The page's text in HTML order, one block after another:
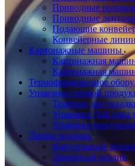
Приводные
Приводные
Подающие
Конвейерные
Картонажные машины
Картонажная
Картонажная
Термоформовочное
Упаковка готовой
Триблок для
Упаковка Дой пака
Упаковка
Линии розлива
Карусельный
Линейный розлив